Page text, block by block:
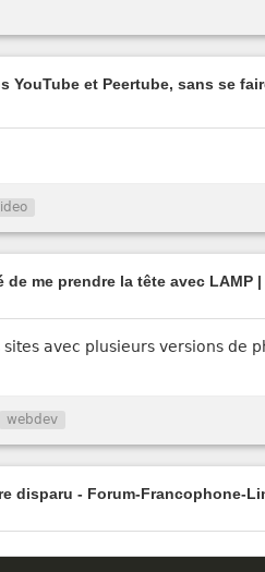
YouTube et Peertube, sans se
de me prendre la tête avec LAMP
avec plusieurs versions de
webdev
disparu - Forum-Francophone-